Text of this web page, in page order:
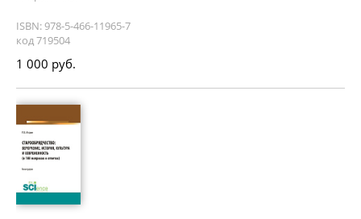
ISBN: 978-5-466-11965-7
код 719504
1 000 руб.